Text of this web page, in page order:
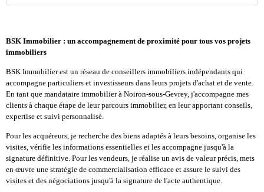
BSK Immobilier : un accompagnement de proximité pour tous vos projets
immobiliers
BSK Immobilier est un réseau de conseillers immobiliers indépendants qui
accompagne particuliers et investisseurs dans leurs projets d'achat et de vente.
En tant que mandataire immobilier à Noiron-sous-Gevrey, j'accompagne mes
clients à chaque étape de leur parcours immobilier, en leur apportant conseils,
expertise et suivi personnalisé.
Pour les acquéreurs, je recherche des biens adaptés à leurs besoins, organise les
visites, vérifie les informations essentielles et les accompagne jusqu'à la
signature définitive. Pour les vendeurs, je réalise un avis de valeur précis, mets
en œuvre une stratégie de commercialisation efficace et assure le suivi des
visites et des négociations jusqu'à la signature de l'acte authentique.